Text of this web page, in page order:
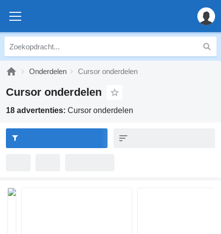
Onderdelen Cursor onderdelen
Cursor onderdelen
18 advertenties: Cursor onderdelen